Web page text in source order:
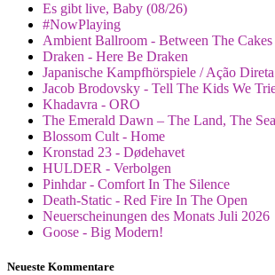
Es gibt live, Baby (08/26)
#NowPlaying
Ambient Ballroom - Between The Cakes
Draken - Here Be Draken
Japanische Kampfhörspiele / Ação
Jacob Brodovsky - Tell The Kids We
Khadavra - ORO
The Emerald Dawn – The Land, The
Blossom Cult - Home
Kronstad 23 - Dødehavet
HULDER - Verbolgen
Pinhdar - Comfort In The Silence
Death-Static - Red Fire In The Open
Neuerscheinungen des Monats Juli 2026
Goose - Big Modern!
Neueste Kommentare